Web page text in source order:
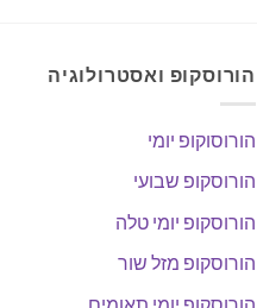
הורוסקופ ואסטרולוגיה
הורוסוקופ יומי
הורוסקופ שבועי
הורוסקופ יומי טלה
הורוסקופ מזל שור